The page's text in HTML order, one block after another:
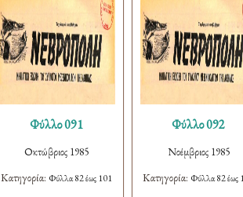
Φύλλο 091
Οκτώβριος 1985
Κατηγορία: Φύλλα 82 έως 101
Φύλλο 092
Νοέμβριος 1985
Κατηγορία: Φύλλα 82 έως